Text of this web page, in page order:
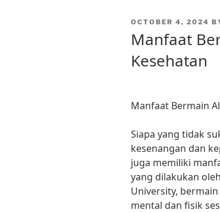
POSTED
OCTOBER 4, 2024
Manfaat
Kesehatan
Manfaat Bermain
Siapa yang tidak
kesenangan dan
juga memiliki
yang dilakukan
University,
mental dan fisik